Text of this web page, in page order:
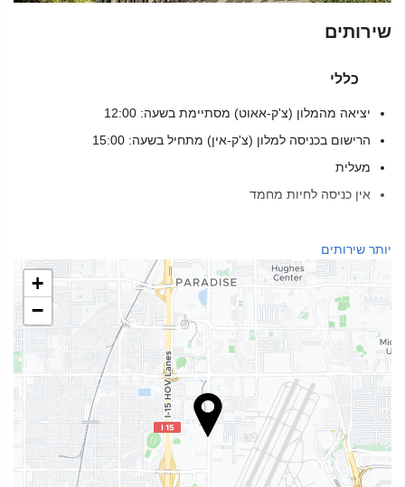
שירותים
כללי
יציאה מהמלון (צ'ק-אאוט) מסתיימת בשעה: 12:00
הרישום בכניסה למלון (צ'ק-אין) מתחיל בשעה: 15:00
מעלית
אין כניסה לחיות מחמד
מסעדת א־לה־קארט
בר
בית קפה באתר
בריאות
ספא
חמאם
מכון כושר
יותר שירותים
+
−